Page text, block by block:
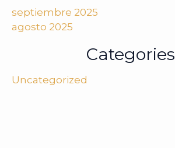
septiembre 2025
agosto 2025
Categories
Uncategorized